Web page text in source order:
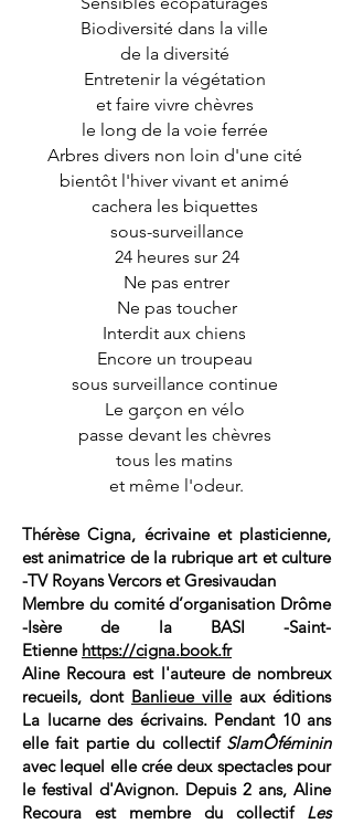
Biodiversité dans la ville
de la diversité
Entretenir la végétation
et faire vivre chèvres
le long de la voie ferrée
Arbres divers non loin d'une cité
bientôt l'hiver vivant et animé
cachera les biquettes
sous-surveillance
24 heures sur 24
Ne pas entrer
Ne pas toucher
Interdit aux chiens
Encore un troupeau
sous surveillance continue
Le garçon en vélo
passe devant les chèvres
tous les matins
et même l'odeur.
Thérèse Cigna, écrivaine et plasticienne,
est animatrice de la rubrique art et culture
-TV Royans Vercors et Gresivaudan
Membre du comité d’organisation Drôme
-Isère de la BASI -Saint-
Etienne https://cigna.book.fr
Aline Recoura est l'auteure de nombreux
recueils, dont Banlieue villeaux éditions
La lucarne des écrivains. Pendant 10 ans
elle fait partie du collectif SlamÔféminin
avec lequel elle crée deux spectacles pour
le festival d'Avignon. Depuis 2 ans, Aline
Recoura est membre du collectif Les